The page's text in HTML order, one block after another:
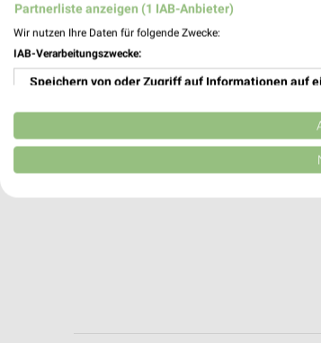
Partnerliste anzeigen (1 IAB-Anbieter)
Wir nutzen Ihre Daten für folgende Zwecke:
IAB-Verarbeitungszwecke:
Speichern von oder Zugriff auf Informationen auf
Verwendung reduzierter Daten zur Auswahl von
Erstellung von Profilen für personalisierte Werbung